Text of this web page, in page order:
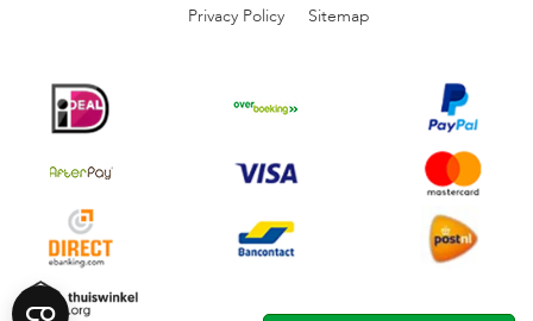
Privacy Policy
Sitemap